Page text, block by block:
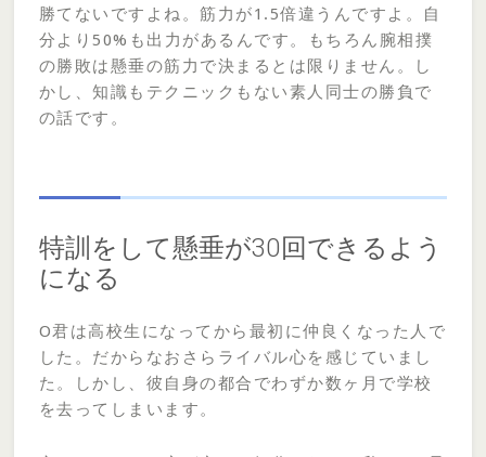
勝てないですよね。筋力が1.5倍違うんですよ。自
分より50%も出力があるんです。もちろん腕相撲
の勝敗は懸垂の筋力で決まるとは限りません。し
かし、知識もテクニックもない素人同士の勝負で
の話です。
特訓をして懸垂が30回できるよう
になる
O君は高校生になってから最初に仲良くなった人で
した。だからなおさらライバル心を感じていまし
た。しかし、彼自身の都合でわずか数ヶ月で学校
を去ってしまいます。